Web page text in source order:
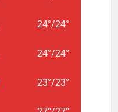
24°/24°
24°/24°
23°/23°